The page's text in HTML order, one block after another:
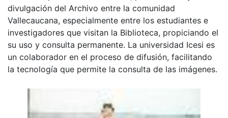
divulgación del Archivo entre la comunidad
Vallecaucana, especialmente entre los estudiantes e
investigadores que visitan la Biblioteca, propiciando el
su uso y consulta permanente. La universidad Icesi es
un colaborador en el proceso de difusión, facilitando
la tecnología que permite la consulta de las imágenes.